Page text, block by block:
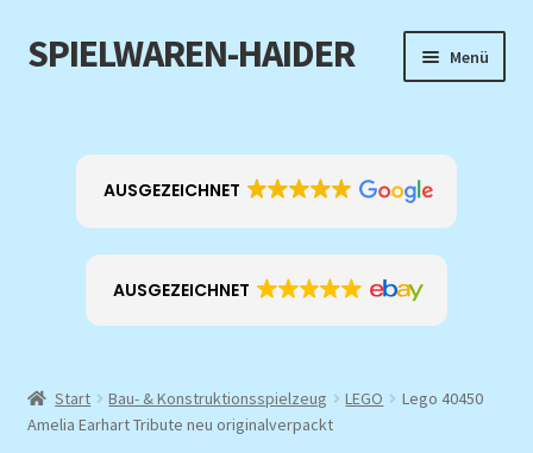
Zur
Navigation
Zum
Inhalt
SPIELWAREN-HAIDER Menü
ANGEBOTE
Kontakt
AUSGEZEICHNET
AUSGEZEICHNET
Start Bau- & Konstruktionsspielzeug LEGO
Lego 40450
Amelia Earhart Tribute neu originalverpackt